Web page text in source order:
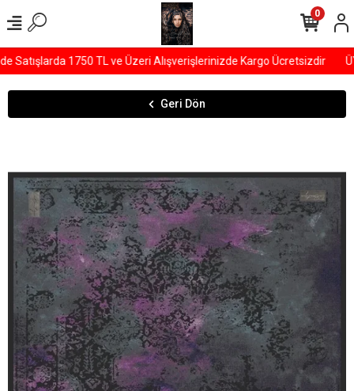
Satışlarda 1750 TL ve Üzeri Alışverişlerinizde Kargo Ücretsizdir
0
Geri Dön